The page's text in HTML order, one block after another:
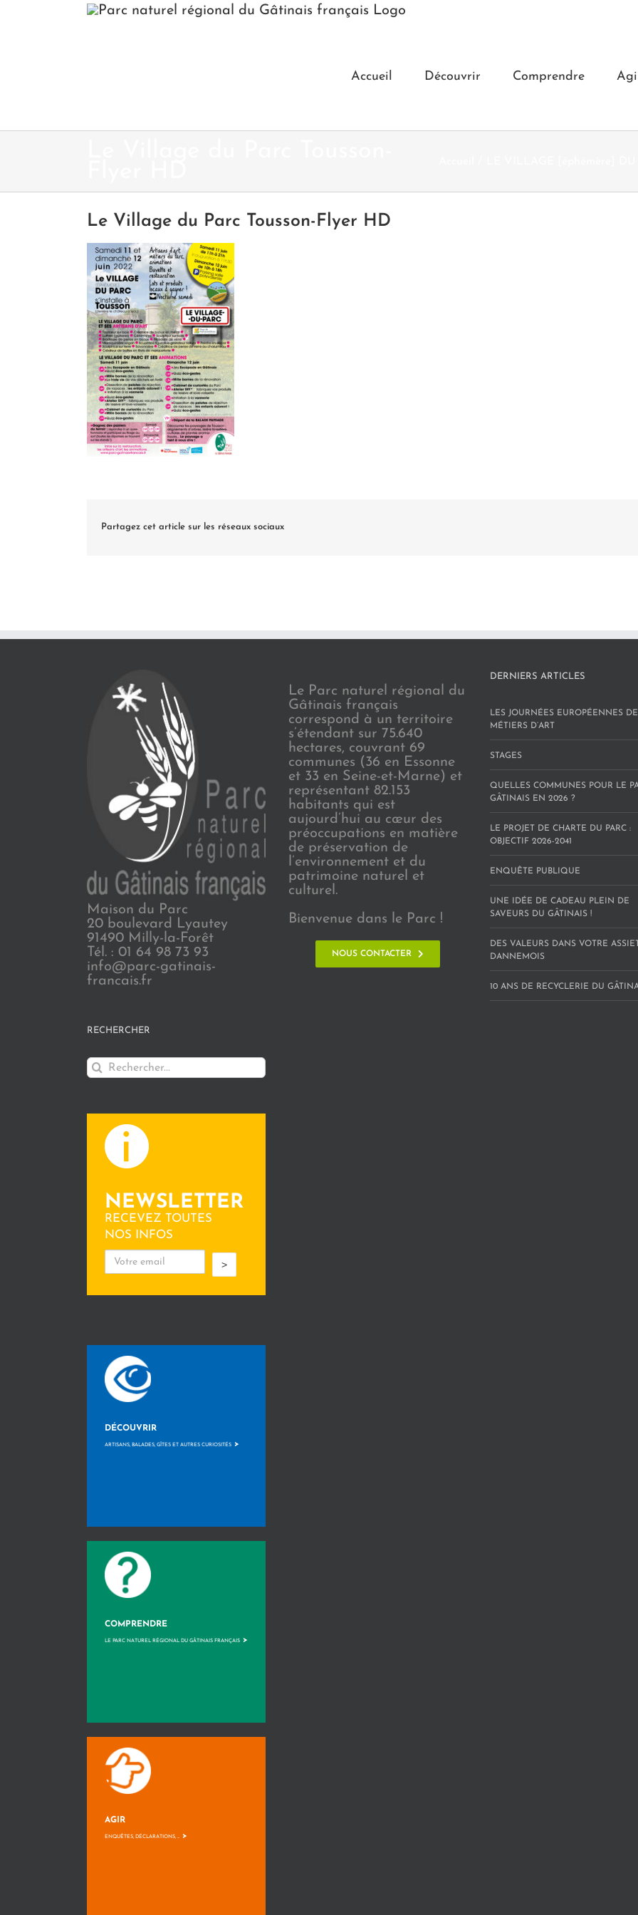
Accueil Découvrir Comprendre
Le Village du Parc Tousson-Flyer HD
Partagez cet article sur les réseaux sociaux
Maison du Parc
20 boulevard Lyautey
91490 Milly-la-Forêt
Tél. : 01 64 98 73 93
info@parc-gatinais-
francais.fr
RECHERCHER
Rechercher:
NEWSLETTER
RECEVEZ TOUTES
NOS INFOS
>
DÉCOUVRIR
ARTISANS, BALADES, GÎTES ET AUTRES CURIOSITÉS >
COMPRENDRE
LE PARC NATUREL RÉGIONAL DU GÂTINAIS FRANÇAIS >
AGIR
ENQUÊTES, DÉCLARATIONS, ... >
Le Parc naturel régional du
Gâtinais français
correspond à un territoire
s’étendant sur 75.640
hectares, couvrant 69
communes (36 en Essonne
et 33 en Seine-et-Marne) et
représentant 82.153
habitants qui est
aujourd’hui au cœur des
préoccupations en matière
de préservation de
l’environnement et du
patrimoine naturel et
culturel.
Bienvenue dans le Parc !
NOUS CONTACTER
DERNIERS ARTICLES
LES JOURNÉES EUROPÉENNES
MÉTIERS D’ART
STAGES
QUELLES COMMUNES POUR LE
GÂTINAIS EN 2026 ?
LE PROJET DE CHARTE DU PARC :
OBJECTIF 2026-2041
ENQUÊTE PUBLIQUE
UNE IDÉE DE CADEAU PLEIN DE
SAVEURS DU GÂTINAIS !
DES VALEURS DANS VOTRE
DANNEMOIS
10 ANS DE RECYCLERIE DU